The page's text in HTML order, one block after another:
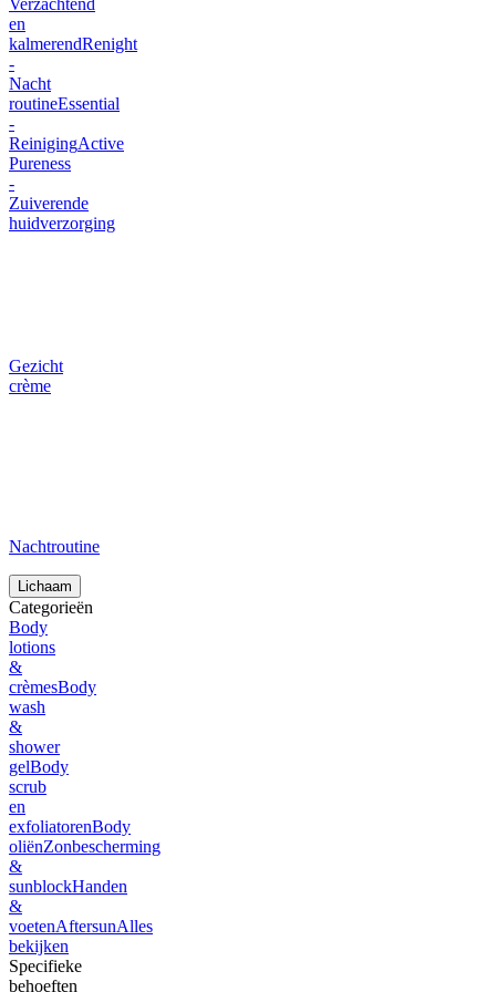
Verzachtend
en
kalmerendRenight
-
Nacht
routineEssential
-
ReinigingActive
Pureness
-
Zuiverende
huidverzorging
Gezicht
crème
Nachtroutine
Lichaam
Categorieën
Body
lotions
&
crèmesBody
wash
&
shower
gelBody
scrub
en
exfoliatorenBody
oliënZonbescherming
&
sunblockHanden
&
voetenAftersunAlles
bekijken
Specifieke
behoeften